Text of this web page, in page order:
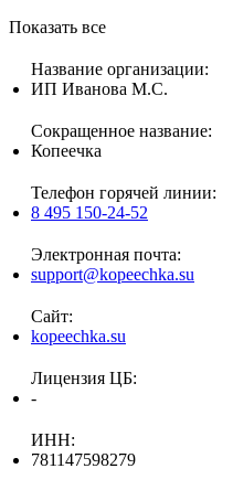
Показать все
Название организации:
ИП Иванова М.С.
Сокращенное название:
Копеечка
Телефон горячей линии:
8 495 150-24-52
Электронная почта:
support@kopeechka.su
Сайт:
kopeechka.su
Лицензия ЦБ:
-
ИНН:
781147598279